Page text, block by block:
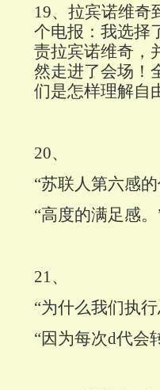
19、拉宾诺维奇
个电报：我选择
责拉宾诺维奇，
然走进了会场！
们是怎样理解自
20、
“苏联人第六感
“高度的满足感。
21、
“为什么我们执
“因为每次d代会